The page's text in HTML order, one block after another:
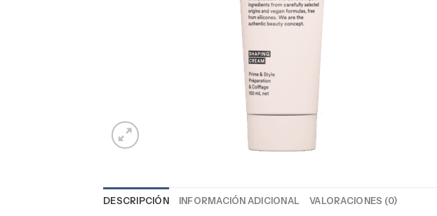
DESCRIPCIÓN INFORMACIÓN ADICIONAL VALORACIONES (0)